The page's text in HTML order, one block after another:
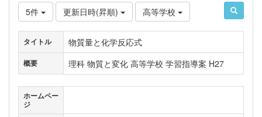
5件 更新日時(昇順) 高等学校
タイトル 物質量と化学反応式
概要 理科 物質と変化 高等学校 学習指導案 H27
ホームペー
ジ